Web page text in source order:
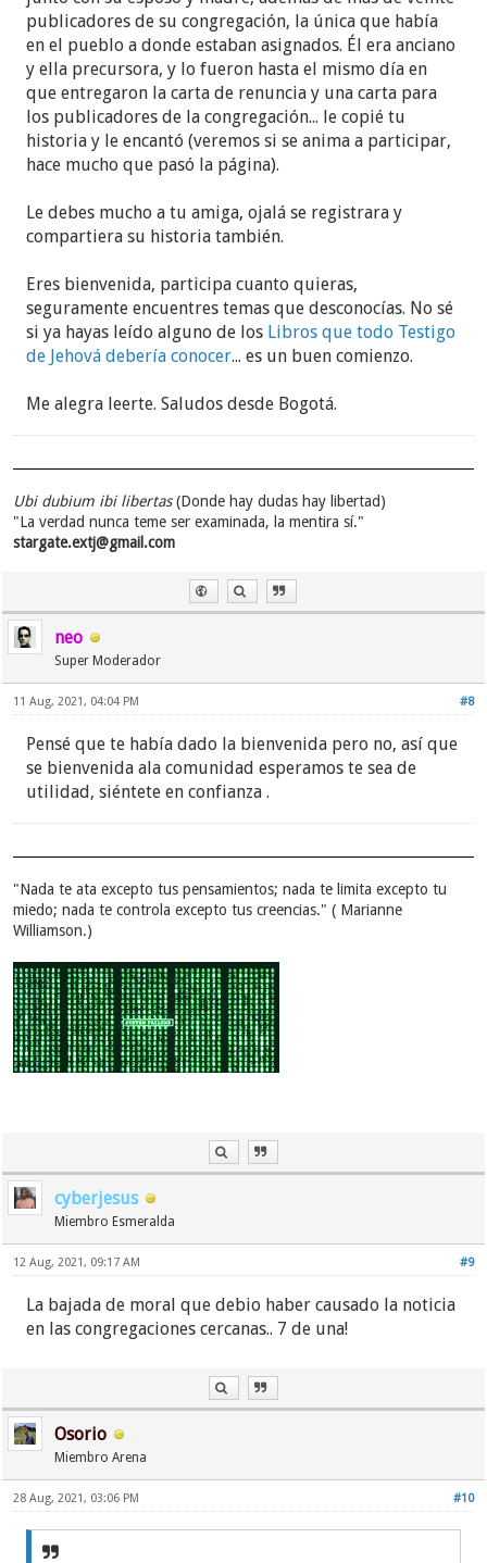
publicadores de su congregación, la única que había
en el pueblo a donde estaban asignados. Él era anciano
y ella precursora, y lo fueron hasta el mismo día en
que entregaron la carta de renuncia y una carta para
los publicadores de la congregación... le copié tu
historia y le encantó (veremos si se anima a participar,
hace mucho que pasó la página).
Le debes mucho a tu amiga, ojalá se registrara y
compartiera su historia también.
Eres bienvenida, participa cuanto quieras,
seguramente encuentres temas que desconocías. No sé
si ya hayas leído alguno de los Libros que todo Testigo
de Jehová debería conocer... es un buen comienzo.
Me alegra leerte. Saludos desde Bogotá.
Ubi dubium ibi libertas(Donde hay dudas hay libertad)
"La verdad nunca teme ser examinada, la mentira sí."
stargate.extj@gmail.com
neo
Super Moderador
#8
11 Aug, 2021, 04:04 PM
Pensé que te había dado la bienvenida pero no, así que
se bienvenida ala comunidad esperamos te sea de
utilidad, siéntete en confianza .
"Nada te ata excepto tus pensamientos; nada te limita excepto tu
miedo; nada te controla excepto tus creencias." ( Marianne
Williamson.)
cyberjesus
Miembro Esmeralda
#9
12 Aug, 2021, 09:17 AM
La bajada de moral que debio haber causado la noticia
en las congregaciones cercanas.. 7 de una!
Osorio
Miembro Arena
#10
28 Aug, 2021, 03:06 PM